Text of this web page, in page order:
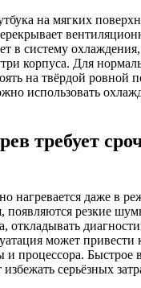
на мягких
в систему
корпуса. Для
на твёрдой ровной
использовать
требует
нагревается даже в
появляются резкие
откладывать
может
и процессора. Быстрое
серьёзных